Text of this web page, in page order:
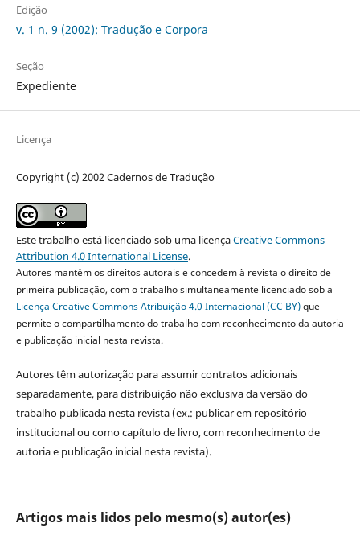
Edição
v. 1 n. 9 (2002): Tradução e Corpora
Seção
Expediente
Licença
Copyright (c) 2002 Cadernos de Tradução
Este trabalho está licenciado sob uma licençaCreative Commons
Attribution 4.0 International License.
Autores mantêm os direitos autorais e concedem à revista o direito de
primeira publicação, com o trabalho simultaneamente licenciado sob a
Licença Creative Commons Atribuição 4.0 Internacional (CC BY)que
permite o compartilhamento do trabalho com reconhecimento da autoria
e publicação inicial nesta revista.
Autores têm autorização para assumir contratos adicionais
separadamente, para distribuição não exclusiva da versão do
trabalho publicada nesta revista (ex.: publicar em repositório
institucional ou como capítulo de livro, com reconhecimento de
autoria e publicação inicial nesta revista).
Artigos mais lidos pelo mesmo(s) autor(es)